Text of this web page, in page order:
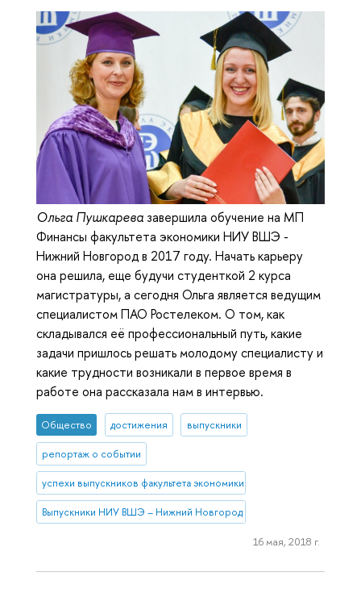
Ольга Пушкарева завершила обучение на МП
Финансы факультета экономики НИУ ВШЭ -
Нижний Новгород в 2017 году. Начать карьеру
она решила, еще будучи студенткой 2 курса
магистратуры, а сегодня Ольга является ведущим
специалистом ПАО Ростелеком. О том, как
складывался её профессиональный путь, какие
задачи пришлось решать молодому специалисту и
какие трудности возникали в первое время в
работе она рассказала нам в интервью.
Общество достижения выпускники
репортаж о событии
успехи выпускников факультета экономики
Выпускники НИУ ВШЭ – Нижний Новгород
16 мая, 2018 г.